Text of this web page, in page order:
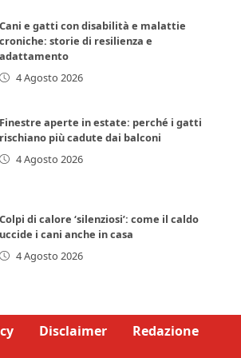
Cani e gatti con disabilità e malattie
croniche: storie di resilienza e
adattamento
4 Agosto 2026
Finestre aperte in estate: perché i gatti
rischiano più cadute dai balconi
4 Agosto 2026
Colpi di calore ‘silenziosi’: come il caldo
uccide i cani anche in casa
4 Agosto 2026
Disclaimer Redazione